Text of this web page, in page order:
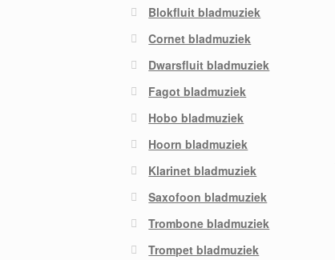
Blokfluit bladmuziek
Cornet bladmuziek
Dwarsfluit bladmuziek
Fagot bladmuziek
Hobo bladmuziek
Hoorn bladmuziek
Klarinet bladmuziek
Saxofoon bladmuziek
Trombone bladmuziek
Trompet bladmuziek